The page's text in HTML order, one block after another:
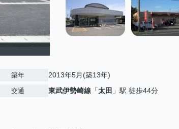
築年 2013年5月(築13年)
交通 東武伊勢崎線 「太田 」駅 徒歩44分